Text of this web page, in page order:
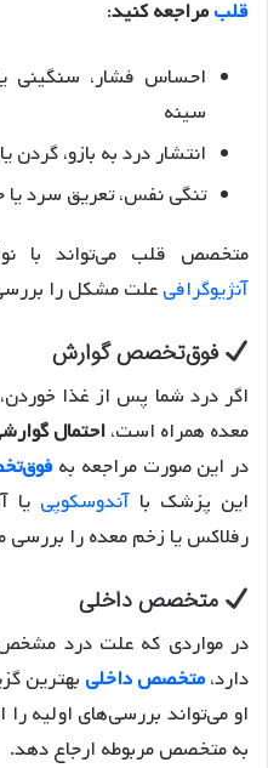
قلبمراجعه کنید:
احساس فشار،
سینه
انتشار درد به بازو، گردن
تنگی نفس، تعریق سرد یا
متخصص قلب می‌تواند با
آنژیوگرافیعلت مشکل را
فوق‌تخصص گوارش
اگر درد شما پس از غذا
معده همراه است،احتمال
در این صورت مراجعه به
این پزشک با آندوسکوپی یا
رفلاکس یا زخم معده را بررسی
متخصص داخلی
در مواردی که علت درد مشخص
دارد،متخصص داخلی بهترین
او می‌تواند بررسی‌های اولیه
به متخصص مربوطه ارجاع دهد.